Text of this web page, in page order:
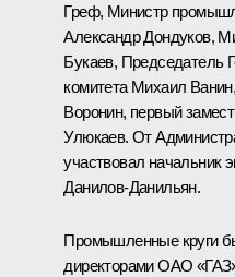
Греф, Министр
Александр Дондуков,
Букаев, Председатель
комитета Михаил
Воронин, первый
Улюкаев. От
участвовал начальник
Данилов-Данильян.
Промышленные круги
директорами ОАО